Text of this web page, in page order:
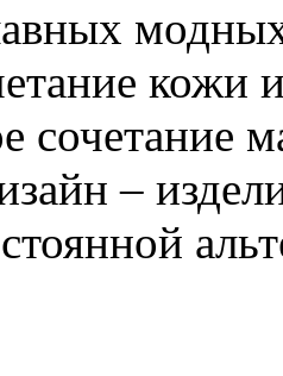
кожи
сочетание
–